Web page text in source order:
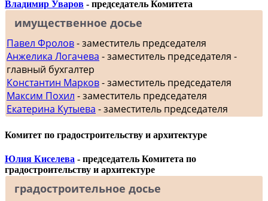
Владимир Уваров - председатель Комитета
имущественное досье
Павел Фролов- заместитель председателя
Анжелика Логачева - заместитель председателя -
главный бухгалтер
Константин Марков- заместитель председателя
Максим Похил - заместитель председателя
Екатерина Кутыева - заместитель председателя
Комитет по градостроительству и архитектуре
Юлия Киселева - председатель Комитета по
градостроительству и архитектуре
градостроительное досье